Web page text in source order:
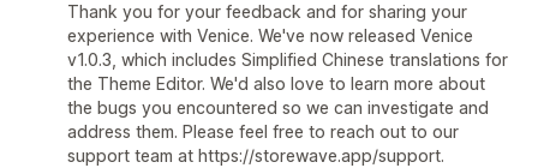
Thank you for your feedback and for sharing your
experience with Venice. We've now released Venice
v1.0.3, which includes Simplified Chinese translations for
the Theme Editor. We'd also love to learn more about
the bugs you encountered so we can investigate and
address them. Please feel free to reach out to our
support team at https://storewave.app/support.